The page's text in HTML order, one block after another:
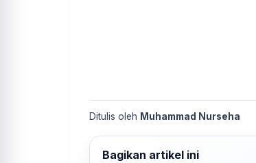
Ditulis oleh Muhammad Nurseha
Bagikan artikel ini